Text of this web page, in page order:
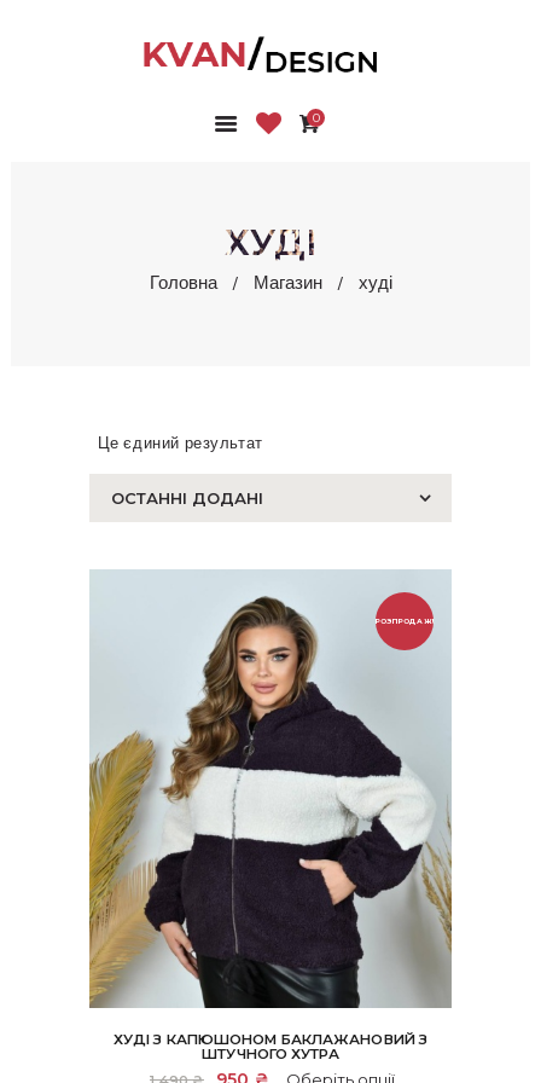
0
ХУДІ
Головна Магазин худі
ГОЛОВНА
БЛОГ
Це єдиний результат
РОЗПРОДАЖ!
ХУДІ З КАПЮШОНОМ БАКЛАЖАНОВИЙ З
ШТУЧНОГО ХУТРА
Оберіть опції